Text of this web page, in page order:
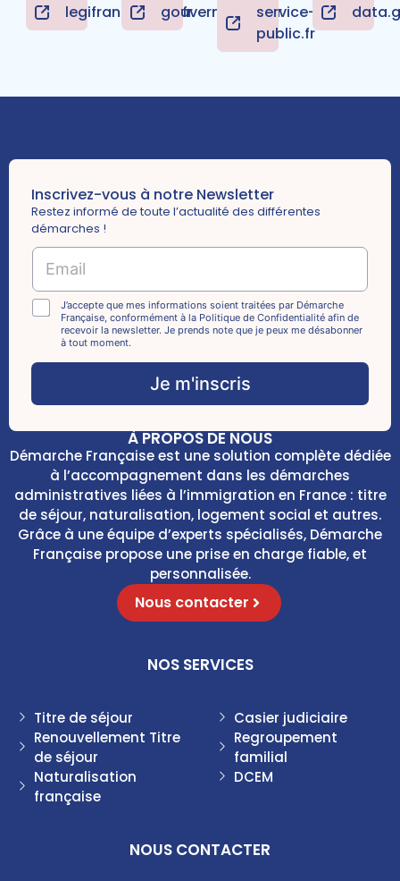
legifrance.gouv.frgouvernement.frservice-
public.fr
Inscrivez-vous à notre Newsletter
Restez informé de toute l’actualité des différentes
démarches !
E
a
i
l
E
m
l
h
c
k
o
x
e
s
*
C
h
k
o
s
J’accepte que mes informations soient traitées par Démarche
Française, conformément à la Politique de Confidentialité afin de
recevoir la newsletter. Je prends note que je peux me désabonner
à tout moment.
Je m'inscris
À PROPOS DE NOUS
Démarche Française est une solution complète dédiée
à l’accompagnement dans les démarches
administratives liées à l’immigration en France : titre
de séjour, naturalisation, logement social et autres.
Grâce à une équipe d’experts spécialisés, Démarche
Française propose une prise en charge fiable, et
personnalisée.
Nous contacter
NOS SERVICES
Titre de séjour
Renouvellement Titre
de séjour
Naturalisation
française
Casier judiciaire
Regroupement
familial
DCEM
NOUS CONTACTER